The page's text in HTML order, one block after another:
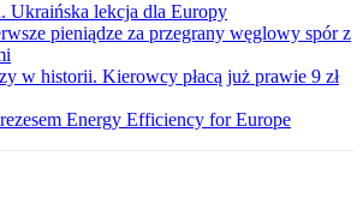
Ukraińska lekcja dla Europy
pieniądze za przegrany węglowy spór z
w historii. Kierowcy płacą już prawie 9 zł
Energy Efficiency for Europe